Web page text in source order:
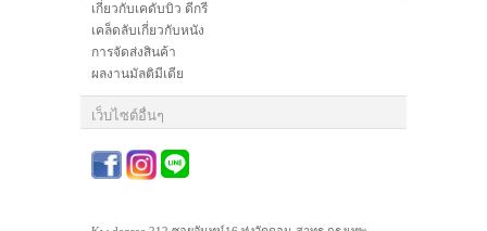
เกี่ยวกับเคดับบิว ดีกรี
เคล็ดลับเกี่ยวกับหนัง
การจัดส่งสินค้า
ผลงานมัลติมีเดีย
เว็บไซต์อื่นๆ